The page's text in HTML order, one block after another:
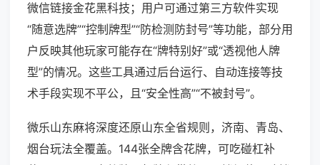
微信链接金花黑科技；用户可通过第三方软件实现
“随意选牌”“控制牌型”“防检测防封号”等功能，部分用
户反映其他玩家可能存在“牌特别好”或“透视他人牌
型”的情况。这些工具通过后台运行、自动连接等技
术手段实现不平公，且“安全性高”“不被封号”。
微乐山东麻将深度还原山东全省规则，济南、青岛、
烟台玩法全覆盖。144张全牌含花牌，可吃碰杠补